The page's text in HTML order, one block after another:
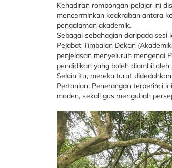
Kehadiran rombongan pelajar ini
mencerminkan keakraban antara
pengalaman akademik.
Sebagai sebahagian daripada
Pejabat Timbalan Dekan
penjelasan menyeluruh mengenai
pendidikan yang boleh diambil
Selain itu, mereka turut
Pertanian. Penerangan terperinci
moden, sekali gus mengubah